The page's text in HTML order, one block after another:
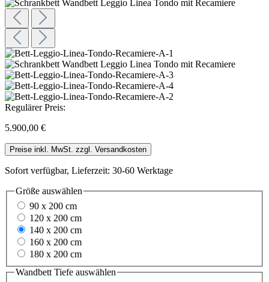
Regulärer Preis:
5.900,00 €
Preise inkl. MwSt. zzgl. Versandkosten
Sofort verfügbar, Lieferzeit: 30-60 Werktage
Größe auswählen
90 x 200 cm
120 x 200 cm
140 x 200 cm
160 x 200 cm
180 x 200 cm
Wandbett Tiefe auswählen